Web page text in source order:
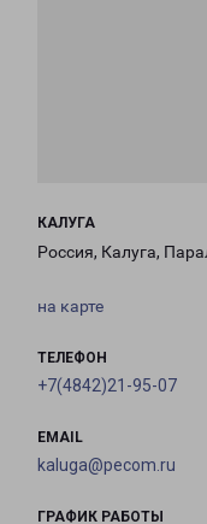
КАЛУГА
Россия, Калуга,
на карте
ТЕЛЕФОН
+7(4842)21-95-07
EMAIL
kaluga@pecom.ru
ГРАФИК РАБОТЫ